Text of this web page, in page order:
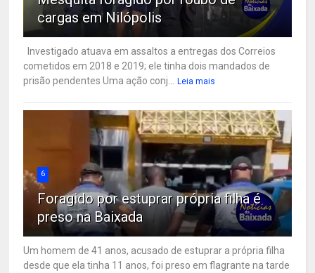
cargas em Nilópolis
Investigado atuava em assaltos a entregas dos Correios
cometidos em 2018 e 2019; ele tinha dois mandados de
prisão pendentes Uma ação conj...
Leia mais
6
Foragido por estuprar própria filha é
preso na Baixada
Um homem de 41 anos, acusado de estuprar a própria filha
desde que ela tinha 11 anos, foi preso em flagrante na tarde